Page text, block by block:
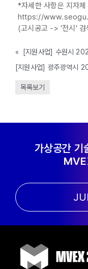
*자세한 사항은 지자
https://
(고시공고 -> '전시' 검
«
목록보기
가상공간 기